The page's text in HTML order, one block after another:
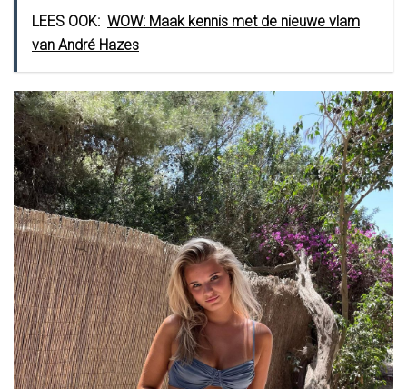
LEES OOK: WOW: Maak kennis met de nieuwe vlam
van André Hazes